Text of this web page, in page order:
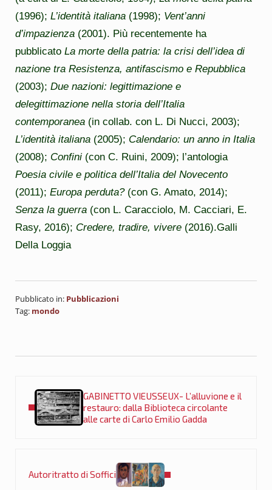
(1996); L’identità italiana (1998); Vent’anni
d’impazienza (2001). Più recentemente ha
pubblicato La morte della patria: la crisi dell’idea di
nazione tra Resistenza, antifascismo e Repubblica
(2003); Due nazioni: legittimazione e
delegittimazione nella storia dell’Italia
contemporanea(in collab. con L. Di Nucci, 2003);
L’identità italiana(2005); Calendario: un anno in Italia
(2008); Confini (con C. Ruini, 2009); l’antologia
Poesia civile e politica dell’Italia del Novecento
(2011); Europa perduta? (con G. Amato, 2014);
Senza la guerra(con L. Caracciolo, M. Cacciari, E.
Rasy, 2016); Credere, tradire, vivere(2016).Galli
Della Loggia
Pubblicato in: Pubblicazioni
Tag: mondo
GABINETTO VIEUSSEUX- L’alluvione e il
restauro: dalla Biblioteca circolante
alle carte di Carlo Emilio Gadda
Autoritratto di Soffici